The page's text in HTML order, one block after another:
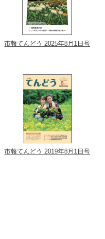
市報てんどう 2025年8月1日号
市報てんどう 2019年8月1日号